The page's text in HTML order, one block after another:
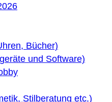
Bücher)
und Software)
Stilberatung etc.)